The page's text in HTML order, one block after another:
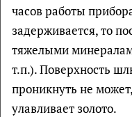
часов работы
задерживается, то
тяжелыми
т.п.). Поверхность
проникнуть не
улавливает золото.